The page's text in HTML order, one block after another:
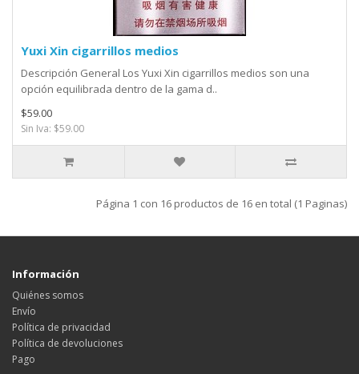
Yuxi Xin cigarrillos medios
Descripción General Los Yuxi Xin cigarrillos medios son una
opción equilibrada dentro de la gama d..
$59.00
Sin Iva: $59.00
Página 1 con 16 productos de 16 en total (1 Paginas)
Información
Quiénes somos
Envío
Política de privacidad
Política de devoluciones
Pago